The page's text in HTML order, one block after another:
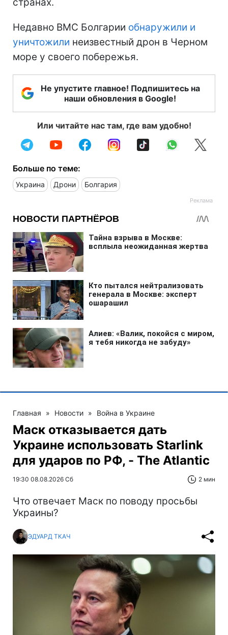
Недавно ВМС Болгарии обнаружили и
уничтожили неизвестный дрон в Черном
море у своего побережья.
Не упустите главное! Подпишитесь на
наши обновления в Google!
Или читайте нас там, где вам удобно!
Больше по теме:
Украина Дрони Болгария
Главная » Новости » Война в Украине
Маск отказывается дать
Украине использовать Starlink
для ударов по РФ, - The Atlantic
19:30 08.08.2026 Сб 2 мин
Что отвечает Маск по поводу просьбы
Украины?
ЭДУАРД ТКАЧ